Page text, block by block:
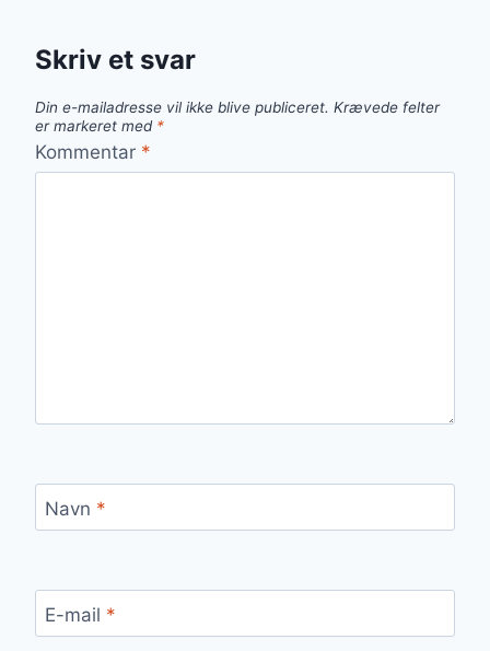
Skriv et svar
Din e-mailadresse vil ikke blive publiceret. Krævede felter
er markeret med *
Kommentar *
Navn *
E-mail *